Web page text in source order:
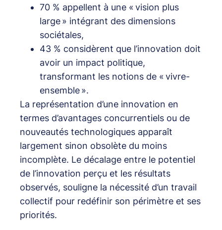
70 % appellent à une « vision plus
large » intégrant des dimensions
sociétales,
43 % considèrent que l’innovation doit
avoir un impact politique,
transformant les notions de « vivre-
ensemble ».
La représentation d’une innovation en
termes d’avantages concurrentiels ou de
nouveautés technologiques apparaît
largement sinon obsolète du moins
incomplète. Le décalage entre le potentiel
de l’innovation perçu et les résultats
observés, souligne la nécessité d’un travail
collectif pour redéfinir son périmètre et ses
priorités.